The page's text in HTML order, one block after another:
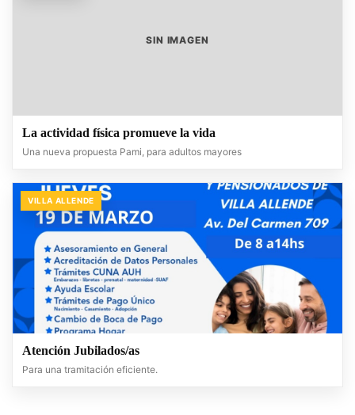
SIN IMAGEN
La actividad física promueve la vida
Una nueva propuesta Pami, para adultos mayores
VILLA ALLENDE
Atención Jubilados/as
Para una tramitación eficiente.